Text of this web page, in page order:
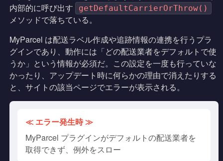
内部的に呼び出す
getDefaultCarrierOrThrow()
メソッドで落ちている。
MyParcel は配送ラベル作成や追跡情報の連携を行うプラ
グインであり、動作には「どの配送業者をデフォルトで使
うか」という情報が必須だ。この設定を一度も行っていな
かったり、アップデート時に何らかの理由で消えたりする
と、サイトの該当ページでエラーが表示される。
≪ エラー発生時 ≫
MyParcel プラグインがデフォルトの配送業者を
取得できず、例外をスロー